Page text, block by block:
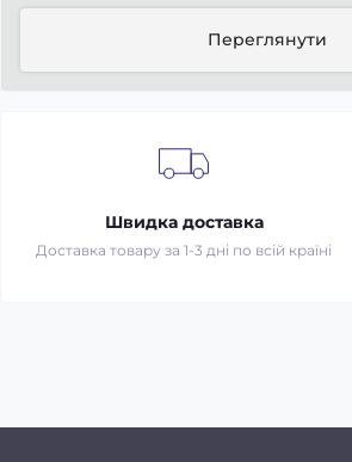
Переглянути
Швидка доставка
Доставка товару за 1-3 дні по всій країні